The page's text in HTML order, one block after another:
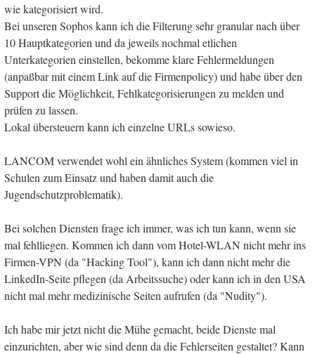
wie kategorisiert wird.
Bei unseren Sophos kann ich die Filterung sehr granular nach über
10 Hauptkategorien und da jeweils nochmal etlichen
Unterkategorien einstellen, bekomme klare Fehlermeldungen
(anpaßbar mit einem Link auf die Firmenpolicy) und habe über den
Support die Möglichkeit, Fehlkategorisierungen zu melden und
prüfen zu lassen.
Lokal übersteuern kann ich einzelne URLs sowieso.
LANCOM verwendet wohl ein ähnliches System (kommen viel in
Schulen zum Einsatz und haben damit auch die
Jugendschutzproblematik).
Bei solchen Diensten frage ich immer, was ich tun kann, wenn sie
mal fehlliegen. Kommen ich dann vom Hotel-WLAN nicht mehr ins
Firmen-VPN (da "Hacking Tool"), kann ich dann nicht mehr die
LinkedIn-Seite pflegen (da Arbeitssuche) oder kann ich in den USA
nicht mal mehr medizinische Seiten aufrufen (da "Nudity").
Ich habe mir jetzt nicht die Mühe gemacht, beide Dienste mal
einzurichten, aber wie sind denn da die Fehlerseiten gestaltet? Kann